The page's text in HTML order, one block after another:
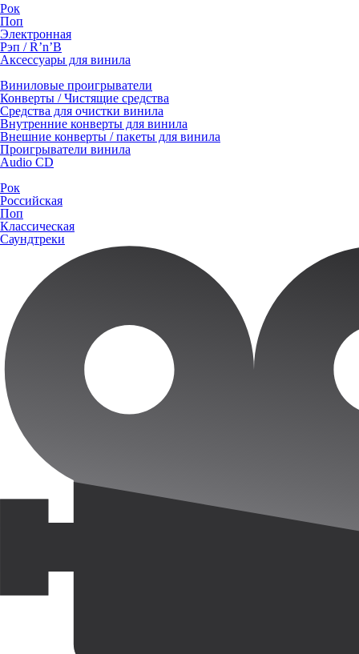
Рок
Поп
Электронная
Рэп / R’n’B
Аксессуары для винила
Виниловые проигрыватели
Конверты / Чистящие средства
Средства для очистки винила
Внутренние конверты для винила
Внешние конверты / пакеты для винила
Проигрыватели винила
Audio CD
Рок
Российская
Поп
Классическая
Саундтреки